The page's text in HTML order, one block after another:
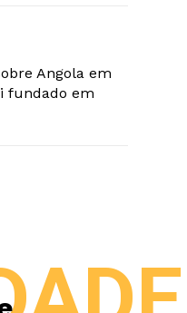
Angola em
fundado em